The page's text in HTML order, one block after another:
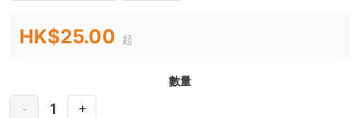
HK$25.00 起
數量
- 1 +